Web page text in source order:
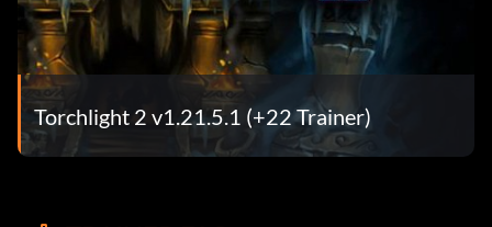
Torchlight 2 v1.21.5.1 (+22 Trainer)